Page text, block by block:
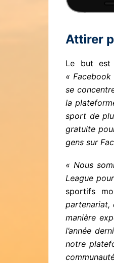
Attirer
Le but est
«
se
la
sport de
gratuite
gens sur
« Nous
League
sportifs
partenariat,
manière
l’année
notre